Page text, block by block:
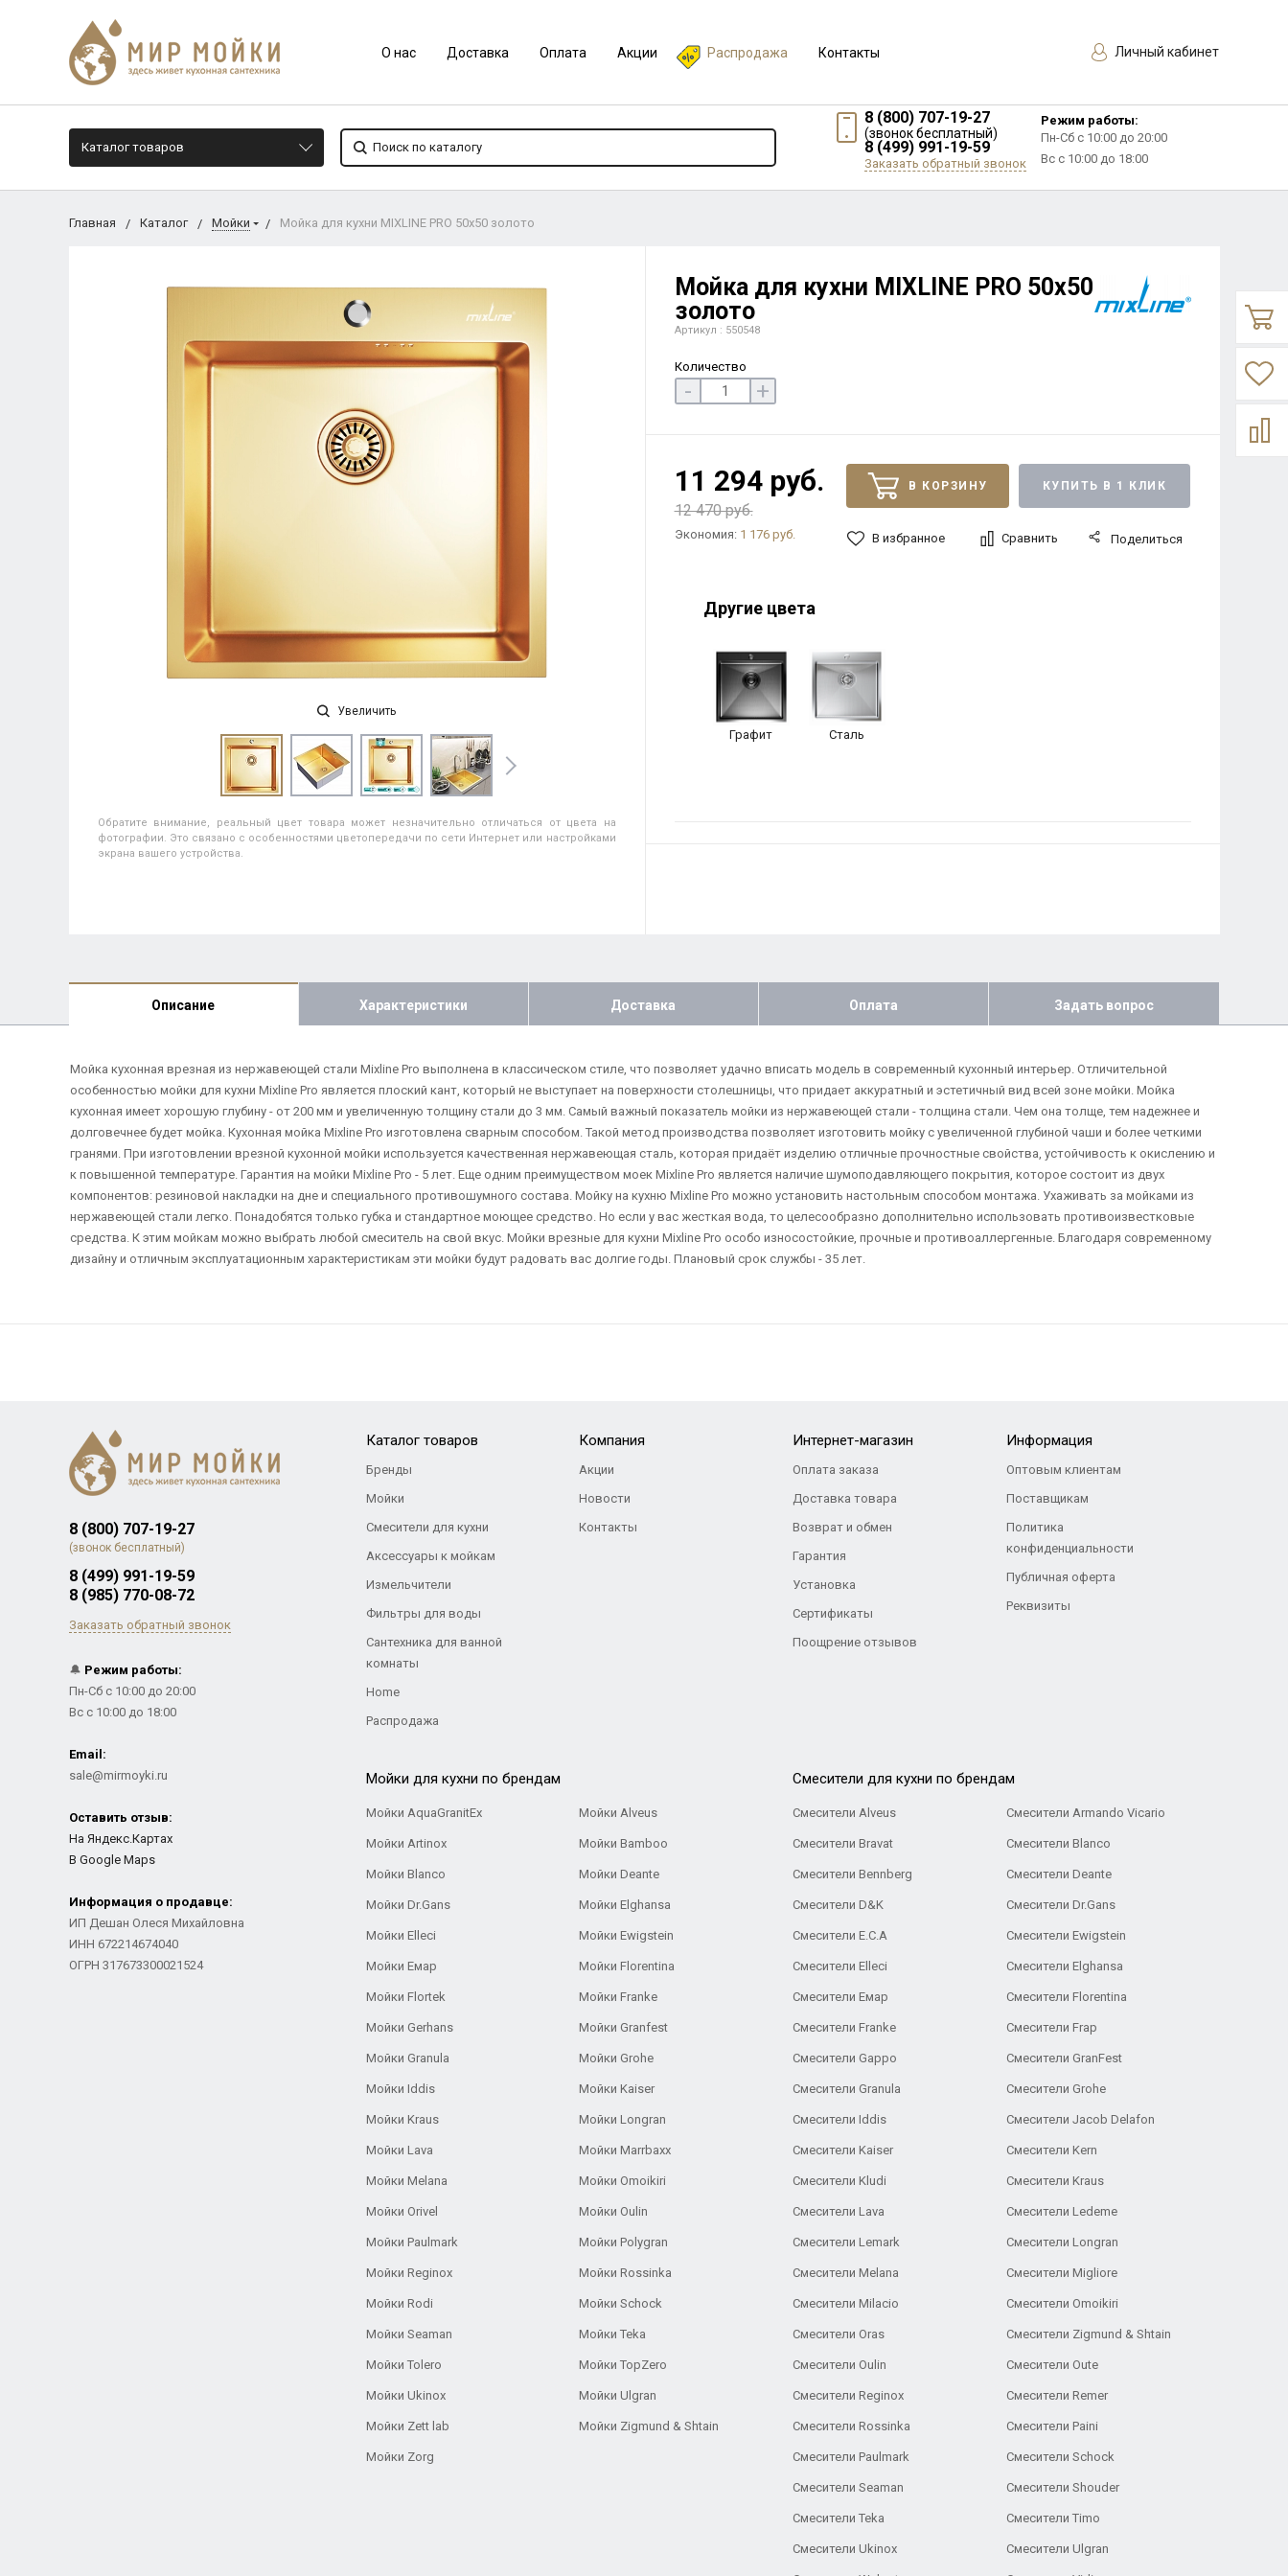
О нас Доставка Оплата Акции Распродажа Контакты Личный кабинет
Каталог товаров
8 (800) 707-19-27
(звонок бесплатный)
8 (499) 991-19-59
Заказать обратный звонок
Режим работы:
Пн-Сб с 10:00 до 20:00
Вс с 10:00 до 18:00
Главная Каталог Мойки Мойка для кухни MIXLINE PRO 50х50 золото
Увеличить
Обратите внимание, реальный цвет товара может незначительно отличаться от цвета на
фотографии. Это связано с особенностями цветопередачи по сети Интернет или настройками
экрана вашего устройства.
Мойка для кухни MIXLINE PRO 50х50
золото
Артикул : 550548
Количество
- +
11 294 руб.
12 470 руб.
Экономия: 1 176 руб.
В КОРЗИНУ КУПИТЬ В 1 КЛИК
В избранное Сравнить Поделиться
Другие цвета
Графит Сталь
Описание Характеристики Доставка Оплата Задать вопрос
Мойка кухонная врезная из нержавеющей стали Mixline Pro выполнена в классическом стиле, что позволяет удачно вписать модель в современный кухонный интерьер. Отличительной
особенностью мойки для кухни Mixline Pro является плоский кант, который не выступает на поверхности столешницы, что придает аккуратный и эстетичный вид всей зоне мойки. Мойка
кухонная имеет хорошую глубину - от 200 мм и увеличенную толщину стали до 3 мм. Самый важный показатель мойки из нержавеющей стали - толщина стали. Чем она толще, тем надежнее и
долговечнее будет мойка. Кухонная мойка Mixline Pro изготовлена сварным способом. Такой метод производства позволяет изготовить мойку с увеличенной глубиной чаши и более четкими
гранями. При изготовлении врезной кухонной мойки используется качественная нержавеющая сталь, которая придаёт изделию отличные прочностные свойства, устойчивость к окислению и
к повышенной температуре. Гарантия на мойки Mixline Pro - 5 лет. Еще одним преимуществом моек Mixline Pro является наличие шумоподавляющего покрытия, которое состоит из двух
компонентов: резиновой накладки на дне и специального противошумного состава. Мойку на кухню Mixline Pro можно установить настольным способом монтажа. Ухаживать за мойками из
нержавеющей стали легко. Понадобятся только губка и стандартное моющее средство. Но если у вас жесткая вода, то целесообразно дополнительно использовать противоизвестковые
средства. К этим мойкам можно выбрать любой смеситель на свой вкус. Мойки врезные для кухни Mixline Pro особо износостойкие, прочные и противоаллергенные. Благодаря современному
дизайну и отличным эксплуатационным характеристикам эти мойки будут радовать вас долгие годы. Плановый срок службы - 35 лет.
8 (800) 707-19-27
(звонок бесплатный)
8 (499) 991-19-59
8 (985) 770-08-72
Заказать обратный звонок
🔔 Режим работы:
Пн-Сб с 10:00 до 20:00
Вс с 10:00 до 18:00
Email:
sale@mirmoyki.ru
Оставить отзыв:
На Яндекс.Картах
В Google Maps
Информация о продавце:
ИП Дешан Олеся Михайловна
ИНН 672214674040
ОГРН 317673300021524
Каталог товаров
Бренды
Мойки
Смесители для кухни
Аксессуары к мойкам
Измельчители
Фильтры для воды
Сантехника для ванной
комнаты
Home
Распродажа
Компания
Акции
Новости
Контакты
Интернет-магазин
Оплата заказа
Доставка товара
Возврат и обмен
Гарантия
Установка
Сертификаты
Поощрение отзывов
Информация
Оптовым клиентам
Поставщикам
Политика
конфиденциальности
Публичная оферта
Реквизиты
Мойки для кухни по брендам
Мойки AquaGranitEx Мойки Alveus
Мойки Artinox Мойки Bamboo
Мойки Blanco Мойки Deante
Мойки Dr.Gans Мойки Elghansa
Мойки Elleci Мойки Ewigstein
Мойки Емар Мойки Florentina
Мойки Flortek Мойки Franke
Мойки Gerhans Мойки Granfest
Мойки Granula Мойки Grohe
Мойки Iddis Мойки Kaiser
Мойки Kraus Мойки Longran
Мойки Lava Мойки Marrbaxx
Мойки Melana Мойки Omoikiri
Мойки Orivel Мойки Oulin
Мойки Paulmark Мойки Polygran
Мойки Reginox Мойки Rossinka
Мойки Rodi Мойки Schock
Мойки Seaman Мойки Teka
Мойки Tolero Мойки TopZero
Мойки Ukinox Мойки Ulgran
Мойки Zett lab Мойки Zigmund & Shtain
Мойки Zorg
Cмесители для кухни по брендам
Смесители Alveus Смесители Armando Vicario
Смесители Bravat Смесители Blanco
Смесители Bennberg Смесители Deante
Смесители D&K Смесители Dr.Gans
Смесители E.C.A Cмесители Ewigstein
Смесители Elleci Смесители Elghansa
Смесители Емар Смесители Florentina
Смесители Franke Смесители Frap
Смесители Gappo Смесители GranFest
Смесители Granula Смесители Grohe
Смесители Iddis Смесители Jacob Delafon
Смесители Kaiser Смесители Kern
Смесители Kludi Смесители Kraus
Смесители Lava Смесители Ledeme
Смесители Lemark Смесители Longran
Смесители Melana Смесители Migliore
Смесители Milacio Смесители Omoikiri
Смесители Oras Смесители Zigmund & Shtain
Смесители Oulin Смесители Oute
Смесители Reginox Смесители Remer
Смесители Rossinka Смесители Paini
Смесители Paulmark Смесители Schock
Смесители Seaman Смесители Shouder
Смесители Teka Смесители Timo
Смесители Ukinox Смесители Ulgran